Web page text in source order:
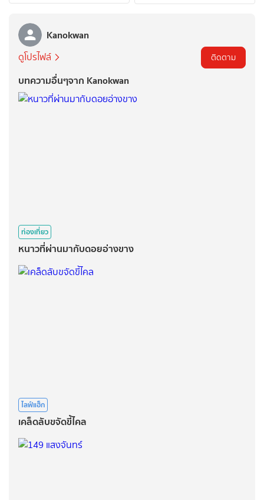
Kanokwan
ดูโปรไฟล์ ติดตาม
บทความอื่นๆจาก Kanokwan
ท่องเที่ยว
หนาวที่ผ่านมากับดอยอ่างขาง
ไลฟ์แฮ็ก
เคล็ดลับขจัดขี้ไคล